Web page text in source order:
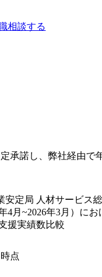
相談する
承諾し、弊社経由で
安定局 人材サービス
4月~2026年3月）に
援実績数比較
点